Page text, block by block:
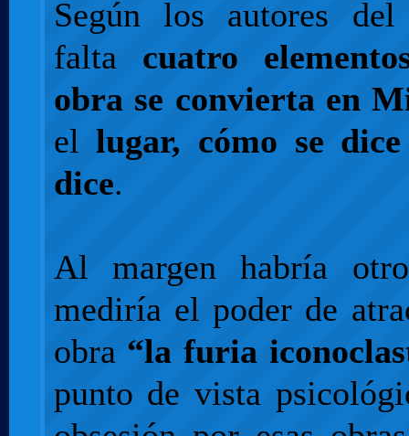
Según los autores
falta cuatro
obra se convierta en
el lugar, cómo se
dice.
Al margen habría
mediría el poder de
obra “la furia
punto de vista